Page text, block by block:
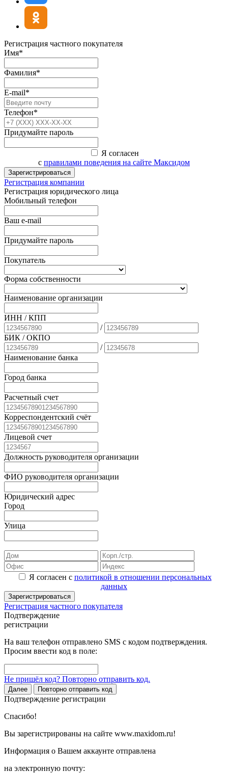
Регистрация частного покупателя
Имя*
Фамилия*
E-mail*
Телефон*
Придумайте пароль
Я согласен
с правилами поведения на сайте Максидом
Зарегистрироваться
Регистрация компании
Регистрация юридического лица
Мобильный телефон
Ваш e-mail
Придумайте пароль
Покупатель
Форма собственности
Наименование организации
ИНН / КПП
/
БИК / ОКПО
/
Наименование банка
Город банка
Расчетный счет
Корреспондентский счёт
Лицевой счет
Должность руководителя организации
ФИО руководителя организации
Юридический адрес
Город
Улица
Я согласен с политикой в отношении персональных
данных
Зарегистрироваться
Регистрация частного покупателя
Подтверждение
регистрации
На ваш телефон отправлено SMS с кодом подтверждения.
Просим ввести код в поле:
Не пришёл код? Повторно отправить код.
Далее Повторно отправить код
Подтверждение регистрации
Спасибо!
Вы зарегистрированы на сайте www.maxidom.ru!
Информация о Вашем аккаунте отправлена
на электронную почту: